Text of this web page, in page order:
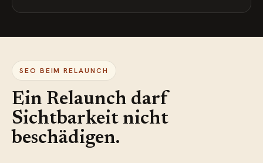
SEO BEIM RELAUNCH
Ein Relaunch darf
Sichtbarkeit nicht
beschädigen.